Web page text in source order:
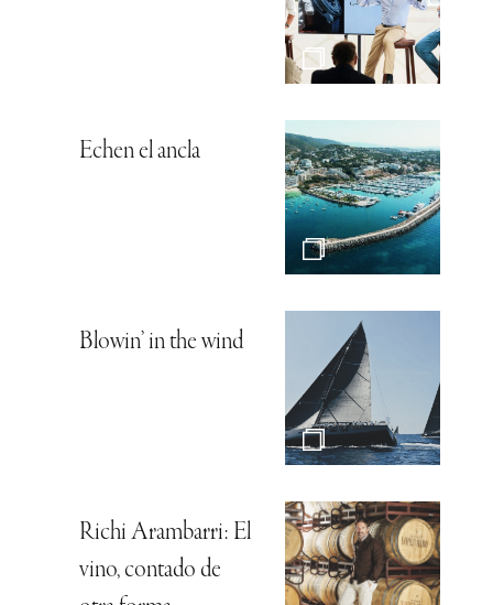
Echen el ancla
Blowin’ in the wind
Richi Arambarri: El
vino, contado de